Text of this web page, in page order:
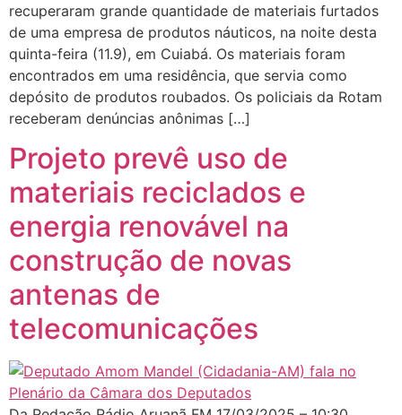
recuperaram grande quantidade de materiais furtados
de uma empresa de produtos náuticos, na noite desta
quinta-feira (11.9), em Cuiabá. Os materiais foram
encontrados em uma residência, que servia como
depósito de produtos roubados. Os policiais da Rotam
receberam denúncias anônimas […]
Projeto prevê uso de
materiais reciclados e
energia renovável na
construção de novas
antenas de
telecomunicações